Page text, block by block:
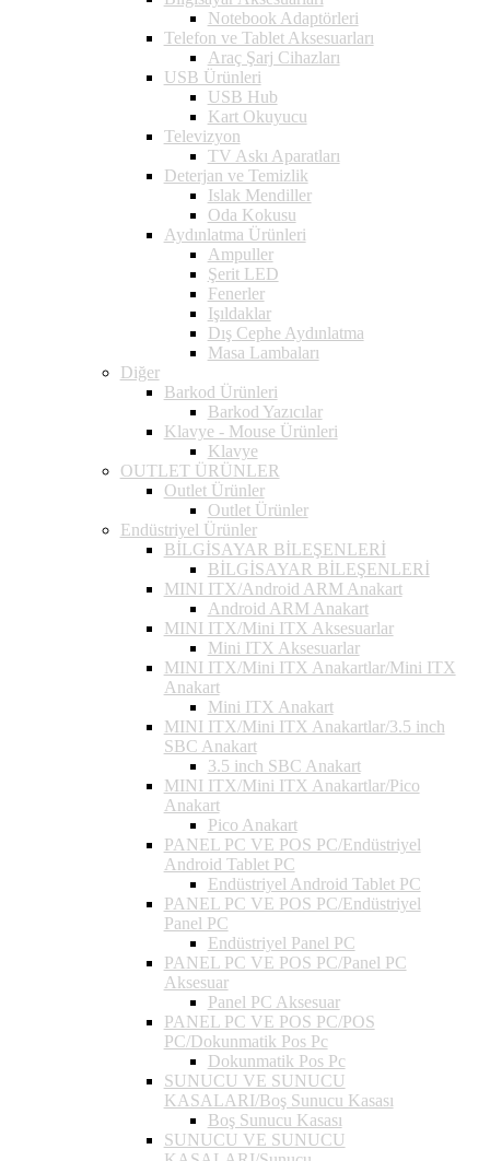
Notebook Adaptörleri
Telefon ve Tablet Aksesuarları
Araç Şarj Cihazları
USB Ürünleri
USB Hub
Kart Okuyucu
Televizyon
TV Askı Aparatları
Deterjan ve Temizlik
Islak Mendiller
Oda Kokusu
Aydınlatma Ürünleri
Ampuller
Şerit LED
Fenerler
Işıldaklar
Dış Cephe Aydınlatma
Masa Lambaları
Diğer
Barkod Ürünleri
Barkod Yazıcılar
Klavye - Mouse Ürünleri
Klavye
OUTLET ÜRÜNLER
Outlet Ürünler
Outlet Ürünler
Endüstriyel Ürünler
BİLGİSAYAR BİLEŞENLERİ
BİLGİSAYAR BİLEŞENLERİ
MINI ITX/Android ARM Anakart
Android ARM Anakart
MINI ITX/Mini ITX Aksesuarlar
Mini ITX Aksesuarlar
MINI ITX/Mini ITX Anakartlar/Mini ITX
Anakart
Mini ITX Anakart
MINI ITX/Mini ITX Anakartlar/3.5 inch
SBC Anakart
3.5 inch SBC Anakart
MINI ITX/Mini ITX Anakartlar/Pico
Anakart
Pico Anakart
PANEL PC VE POS PC/Endüstriyel
Android Tablet PC
Endüstriyel Android Tablet PC
PANEL PC VE POS PC/Endüstriyel
Panel PC
Endüstriyel Panel PC
PANEL PC VE POS PC/Panel PC
Aksesuar
Panel PC Aksesuar
PANEL PC VE POS PC/POS
PC/Dokunmatik Pos Pc
Dokunmatik Pos Pc
SUNUCU VE SUNUCU
KASALARI/Boş Sunucu Kasası
Boş Sunucu Kasası
SUNUCU VE SUNUCU